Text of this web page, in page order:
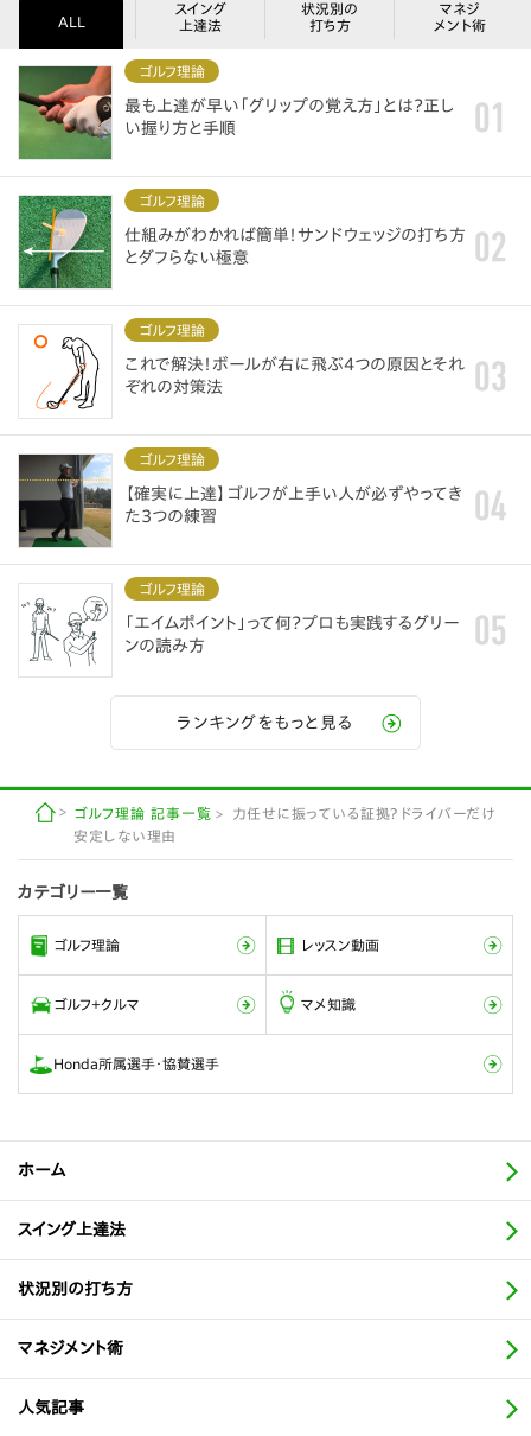
ALL
スイング
上達法
状況別の
打ち方
マネジ
メント術
ゴルフ理論
最も上達が早い「グリップの覚え方」とは？正し
い握り方と手順
ゴルフ理論
仕組みがわかれば簡単！サンドウェッジの打ち方
とダフらない極意
ゴルフ理論
これで解決！ボールが右に飛ぶ4つの原因とそれ
ぞれの対策法
ゴルフ理論
【確実に上達】ゴルフが上手い人が必ずやってき
た3つの練習
ゴルフ理論
「エイムポイント」って何？プロも実践するグリー
ンの読み方
ランキングをもっと見る
ゴルフ理論 記事一覧
力任せに振っている証拠？ドライバーだけ
安定しない理由
カテゴリー一覧
ゴルフ理論 レッスン動画
ゴルフ＋クルマ マメ知識
Honda所属選手・協賛選手
ホーム
スイング上達法
状況別の打ち方
マネジメント術
人気記事